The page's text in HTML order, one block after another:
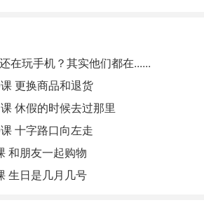
寸为103*132，200kb以内。
取”，成绩单会寄送至所填地址；
号。
后点击“응시료결제”交费，如需
“수정하기（修改）”。
在玩手机？其实他们都在......
更换商品和退货
休假的时候去过那里
十字路口向左走
和朋友一起购物
生日是几月几号